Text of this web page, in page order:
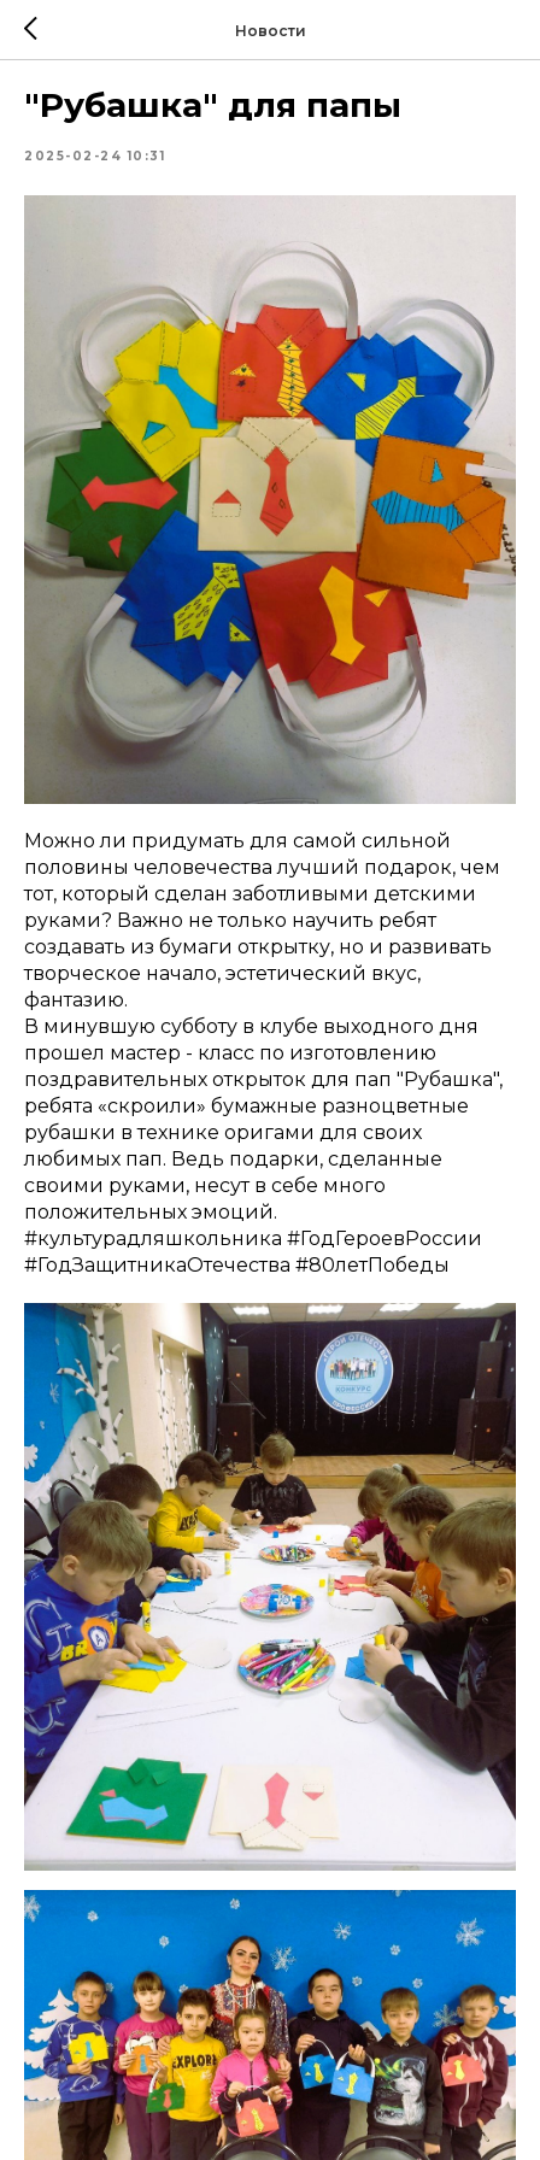
Новости
"Рубашка" для папы
2025-02-24 10:31
Можно ли придумать для самой сильной
половины человечества лучший подарок, чем
тот, который сделан заботливыми детскими
руками? Важно не только научить ребят
создавать из бумаги открытку, но и развивать
творческое начало, эстетический вкус,
фантазию.
В минувшую субботу в клубе выходного дня
прошел мастер - класс по изготовлению
поздравительных открыток для пап "Рубашка",
ребята «скроили» бумажные разноцветные
рубашки в технике оригами для своих
любимых пап. Ведь подарки, сделанные
своими руками, несут в себе много
положительных эмоций.
#культурадляшкольника #ГодГероевРоссии
#ГодЗащитникаОтечества #80летПобеды